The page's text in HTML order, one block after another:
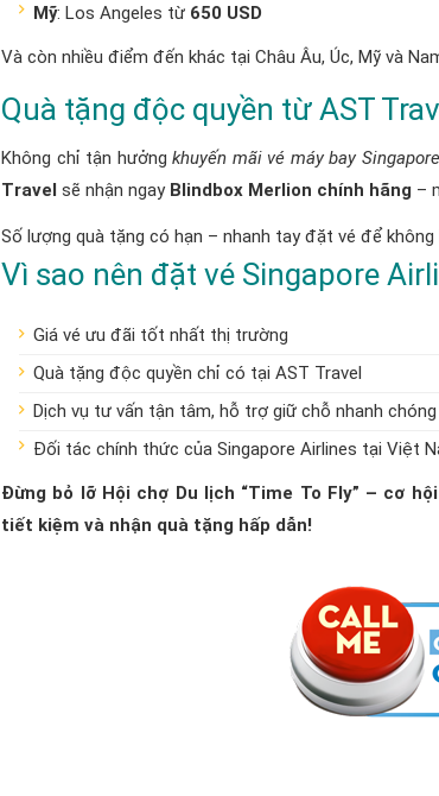
Mỹ: Los Angeles từ 650 USD
Và còn nhiều điểm đến khác tại Châu Âu, Úc, Mỹ và
Quà tặng độc quyền từ AST
Không chỉ tận hưởngkhuyến mãi vé máy bay
Travel sẽ nhận ngay Blindbox Merlion chính hãng –
Số lượng quà tặng có hạn – nhanh tay đặt vé để
Vì sao nên đặt vé Singapore
Giá vé ưu đãi tốt nhất thị trường
Quà tặng độc quyền chỉ có tại AST Travel
Dịch vụ tư vấn tận tâm, hỗ trợ giữ chỗ nhanh chóng
Đối tác chính thức của Singapore Airlines tại Việt
Đừng bỏ lỡ Hội chợ Du lịch “Time To Fly” – cơ
tiết kiệm và nhận quà tặng hấp dẫn!